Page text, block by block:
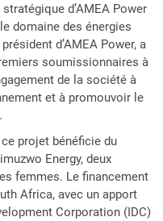
d’AMEA Power
domaine des énergies
d’AMEA Power, a
soumissionnaires à
de la société à
et à promouvoir le
projet bénéficie du
Energy, deux
femmes. Le financement
Africa, avec un apport
Corporation (IDC)